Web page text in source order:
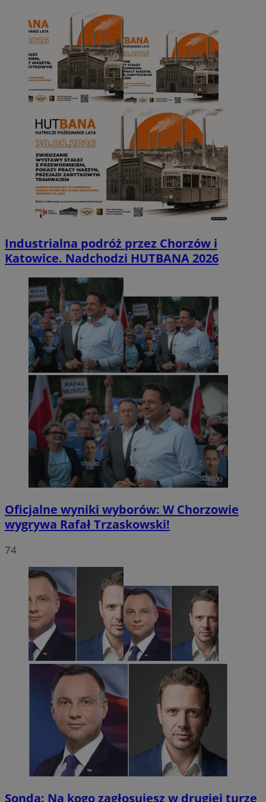
Industrialna podróż przez Chorzów i
Katowice. Nadchodzi HUTBANA 2026
Oficjalne wyniki wyborów: W Chorzowie
wygrywa Rafał Trzaskowski!
74
Sonda: Na kogo zagłosujesz w drugiej turze